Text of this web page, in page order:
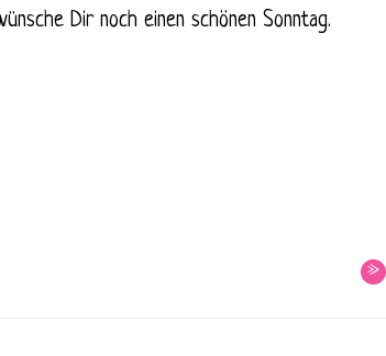
Dir noch einen schönen Sonntag.
»